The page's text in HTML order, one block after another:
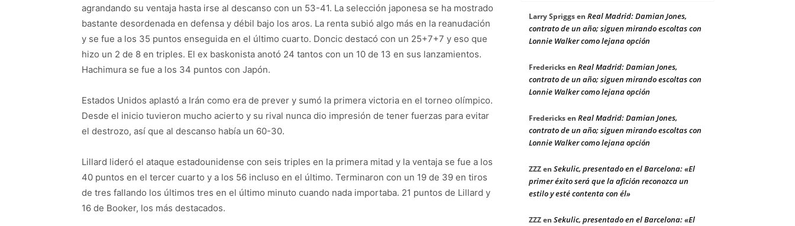
agrandando su ventaja hasta irse al descanso con un 53-41. La selección japonesa se ha mostrado
bastante desordenada en defensa y débil bajo los aros. La renta subió algo más en la reanudación
y se fue a los 35 puntos enseguida en el último cuarto. Doncic destacó con un 25+7+7 y eso que
hizo un 2 de 8 en triples. El ex baskonista anotó 24 tantos con un 10 de 13 en sus lanzamientos.
Hachimura se fue a los 34 puntos con Japón.
Estados Unidos aplastó a Irán como era de prever y sumó la primera victoria en el torneo olímpico.
Desde el inicio tuvieron mucho acierto y su rival nunca dio impresión de tener fuerzas para evitar
el destrozo, así que al descanso había un 60-30.
Lillard lideró el ataque estadounidense con seis triples en la primera mitad y la ventaja se fue a los
40 puntos en el tercer cuarto y a los 56 incluso en el último. Terminaron con un 19 de 39 en tiros
de tres fallando los últimos tres en el último minuto cuando nada importaba. 21 puntos de Lillard y
16 de Booker, los más destacados.
Larry Spriggsen Real Madrid: Damian Jones,
contrato de un año; siguen mirando escoltas con
Lonnie Walker como lejana opción
Fredericksen Real Madrid: Damian Jones,
contrato de un año; siguen mirando escoltas con
Lonnie Walker como lejana opción
Fredericksen Real Madrid: Damian Jones,
contrato de un año; siguen mirando escoltas con
Lonnie Walker como lejana opción
ZZZen Sekulic, presentado en el Barcelona: «El
primer éxito será que la afición reconozca un
estilo y esté contenta con él»
ZZZen Sekulic, presentado en el Barcelona: «El